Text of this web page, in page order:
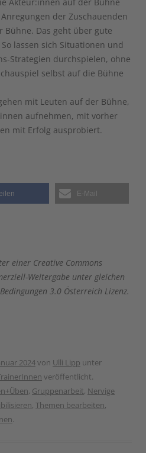
der Zuschauenden
Das geht über gute
lassen sich Situationen und
Strategien durchspielen, ohne
selbst auf die Bühne
mit Leuten auf der Bühne,
aufnehmen, mit vorher
mit Erfolg ausprobiert.
E-Mail
einer Creative Commons
Weitergabe unter gleichen
3.0 Österreich Lizenz.
2024von Ulli Lipp unter
veröffentlicht.
, Gruppenarbeit, Nervige
, Themen bearbeiten,
.